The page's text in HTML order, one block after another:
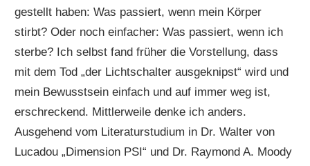
gestellt haben: Was passiert, wenn mein Körper
stirbt? Oder noch einfacher: Was passiert, wenn ich
sterbe? Ich selbst fand früher die Vorstellung, dass
mit dem Tod „der Lichtschalter ausgeknipst“ wird und
mein Bewusstsein einfach und auf immer weg ist,
erschreckend. Mittlerweile denke ich anders.
Ausgehend vom Literaturstudium in Dr. Walter von
Lucadou „Dimension PSI“ und Dr. Raymond A. Moody